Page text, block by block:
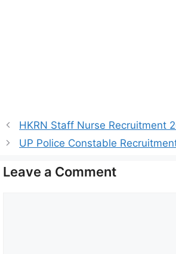
HKRN Staff Nurse Recruitment
UP Police Constable
Leave a Comment